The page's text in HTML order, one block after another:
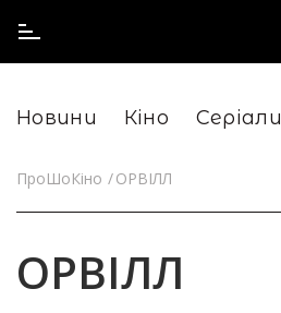
Новини Кіно Серіали
ПроШоКіно ОРВІЛЛ
ОРВІЛЛ